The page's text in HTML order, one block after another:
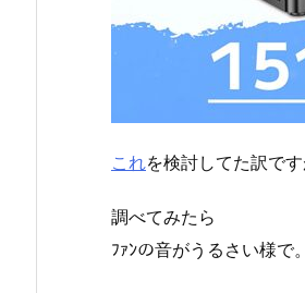
これを検討してた訳で
調べてみたら
ﾌｧﾝの音がうるさい様で。